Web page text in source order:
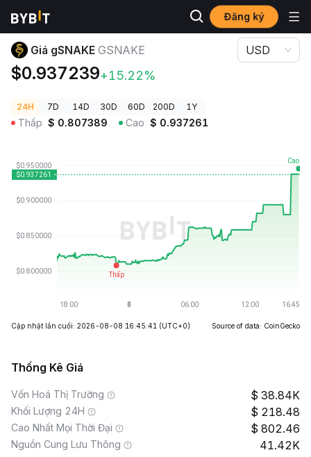
Đăng ký
Giá Tiền Điện Tử
Giá gSNAKE GSNAKE
$0.937239+15.22%
USD
24H 7D 14D 30D 60D 200D 1Y
Thấp $ 0.807389 Cao $ 0.937261
Cập nhật lần cuối: 2026-08-08 16:45:41 (UTC+0) Source of data: CoinGecko
Thống Kê Giá
Vốn Hoá Thị Trường 38.84K
Khối Lượng 24H 218.48
Cao Nhất Mọi Thời Đại 802.46
Nguồn Cung Lưu Thông 41.42K